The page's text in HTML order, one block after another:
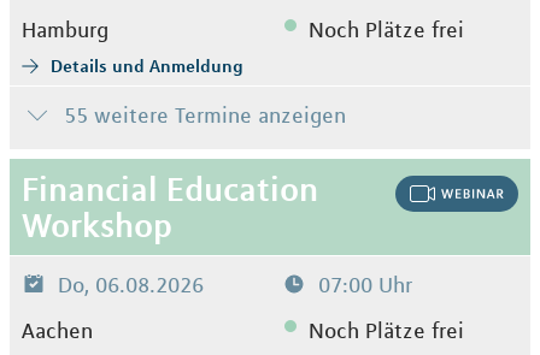
Hamburg
Noch Plätze frei
Details und Anmeldung
55 weitere Termine anzeigen
Financial Education
Workshop
Do, 06.08.2026
07:00 Uhr
Aachen
Noch Plätze frei